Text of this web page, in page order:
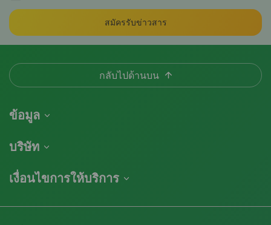
สมัครรับข่าวสาร
กลับไปด้านบน
ข้อมูล
การจัดส่งสินค้า
นโยบายการคืนสินค้า
โปรโมชั่น
บริษัท
เกี่ยวกับเรา
บทวิจารณ์
เงื่อนไขการให้บริการ
ข้อกำหนดและเงื่อนไข